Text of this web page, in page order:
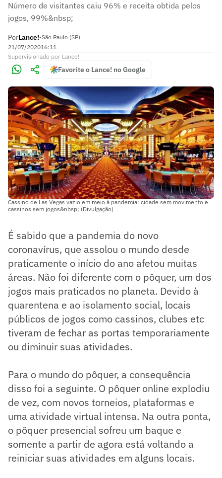
Número de visitantes caiu 96% e receita obtida pelos
jogos, 99%&nbsp;
PorLance!•São Paulo (SP)
21/07/202016:11
Supervisionado por Lance!
Favorite o Lance! no Google
Cassino de Las Vegas vazio em meio à pandemia: cidade sem movimento e
cassinos sem jogos&nbsp; (Divulgação)
É sabido que a pandemia do novo
coronavírus, que assolou o mundo desde
praticamente o início do ano afetou muitas
áreas. Não foi diferente com o pôquer, um dos
jogos mais praticados no planeta. Devido à
quarentena e ao isolamento social, locais
públicos de jogos como cassinos, clubes etc
tiveram de fechar as portas temporariamente
ou diminuir suas atividades.
Para o mundo do pôquer, a consequência
disso foi a seguinte. O pôquer online explodiu
de vez, com novos torneios, plataformas e
uma atividade virtual intensa. Na outra ponta,
o pôquer presencial sofreu um baque e
somente a partir de agora está voltando a
reiniciar suas atividades em alguns locais.